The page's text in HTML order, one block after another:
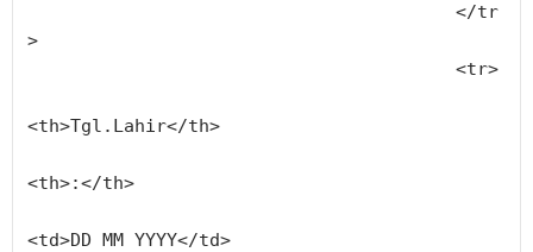
>
					<tr>
<th>Tgl.Lahir</th>
<th>:</th>
<td>DD MM YYYY</td>